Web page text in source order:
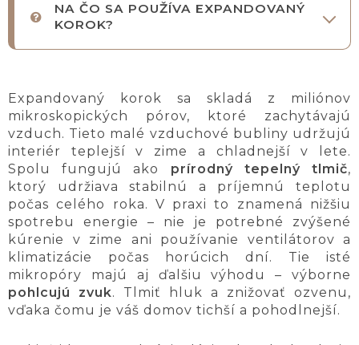
NA ČO SA POUŽÍVA EXPANDOVANÝ
KOROK?
Expandovaný korok sa skladá z miliónov
mikroskopických pórov, ktoré zachytávajú
vzduch. Tieto malé vzduchové bubliny udržujú
interiér teplejší v zime a chladnejší v lete.
Spolu fungujú ako prírodný tepelný tlmič,
ktorý udržiava stabilnú a príjemnú teplotu
počas celého roka. V praxi to znamená nižšiu
spotrebu energie – nie je potrebné zvýšené
kúrenie v zime ani používanie ventilátorov a
klimatizácie počas horúcich dní. Tie isté
mikropóry majú aj ďalšiu výhodu – výborne
pohlcujú zvuk. Tlmiť hluk a znižovať ozvenu,
vďaka čomu je váš domov tichší a pohodlnejší.